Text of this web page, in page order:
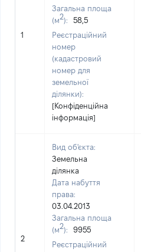
1
Загальна площа
(м2):
58,5
Реєстраційний
номер
(кадастровий
номер для
земельної
ділянки):
[Конфіденційна
інформація]
2
Вид об'єкта:
Земельна
ділянка
Дата набуття
права:
03.04.2013
Загальна площа
(м2):
9955
Реєстраційний